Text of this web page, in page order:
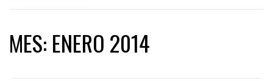
MES: ENERO 2014